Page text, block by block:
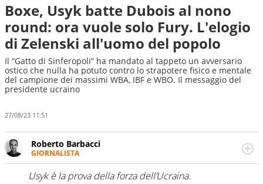
Boxe, Usyk batte Dubois al nono
round: ora vuole solo Fury. L'elogio
di Zelenski all'uomo del popolo
Il “Gatto di Sinferopoli” ha mandato al tappeto un avversario
ostico che nulla ha potuto contro lo strapotere fisico e mentale
del campione dei massimi WBA, IBF e WBO. Il messaggio del
presidente ucraino
27/08/23 11:51
Roberto Barbacci
GIORNALISTA
Giornalista (pubblicista) sportivo a tutto campo, è il
tuttologo di Virgilio Sport. Provate a chiedergli di boxe, di
Usyk è la prova della forza dell’Ucraina.